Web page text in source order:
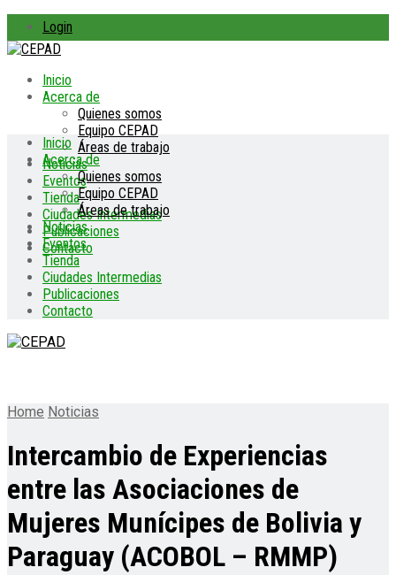
Login
Inicio
Acerca de
Quienes somos
Equipo CEPAD
Áreas de trabajo
Noticias
Eventos
Tienda
Ciudades Intermedias
Publicaciones
Contacto
Inicio
Acerca de
Quienes somos
Equipo CEPAD
Áreas de trabajo
Noticias
Eventos
Tienda
Ciudades Intermedias
Publicaciones
Contacto
Home Noticias
Intercambio de Experiencias
entre las Asociaciones de
Mujeres Munícipes de Bolivia y
Paraguay (ACOBOL – RMMP)